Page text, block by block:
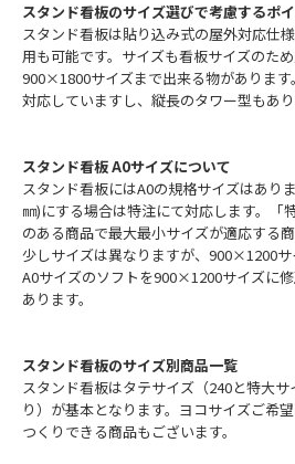
スタンド看板のサイズ選びで考慮するポ
スタンド看板は貼り込み式の屋外対応仕
用も可能です。サイズも看板サイズのため
900×1800サイズまで出来る物がありま
対応していますし、縦長のタワー型もあり
スタンド看板 A0サイズについて
スタンド看板にはA0の規格サイズはあり
㎜)にする場合は特注にて対応します。「
のある商品で最大最小サイズが適応する
少しサイズは異なりますが、900×1200
A0サイズのソフトを900×1200サイズに
あります。
スタンド看板のサイズ別商品一覧
スタンド看板はタテサイズ（240と特大
り）が基本となります。ヨコサイズご希
つくりできる商品もございます。